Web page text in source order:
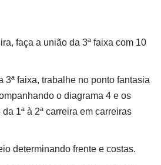
faça a união da 3ª faixa com 10
3ª faixa, trabalhe no ponto fantasia
o diagrama 4 e os
1ª à 2ª carreira em carreiras
determinando frente e costas.